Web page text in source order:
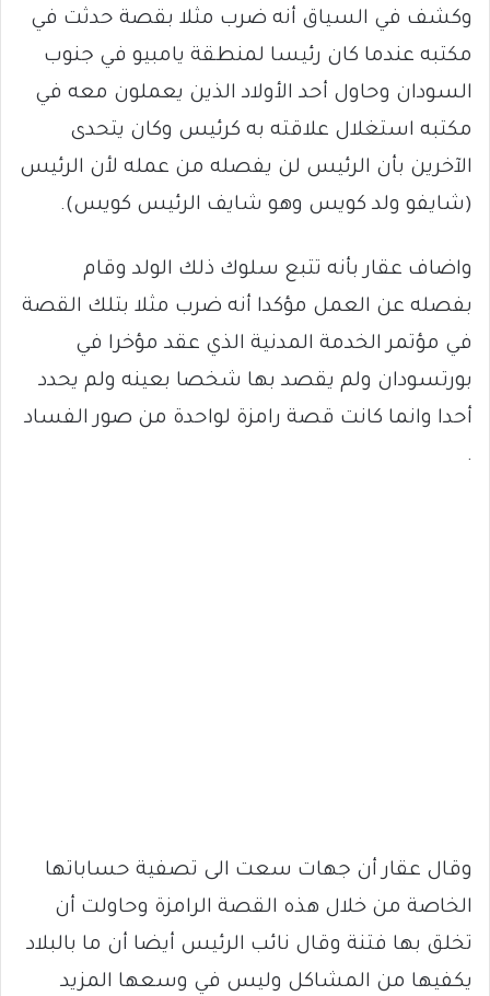
وكشف في السياق أنه ضرب مثلا بقصة حدثت في
مكتبه عندما كان رئيسا لمنطقة يامبيو في جنوب
السودان وحاول أحد الأولاد الذين يعملون معه في
مكتبه استغلال علاقته به كرئيس وكان يتحدى
الآخرين بأن الرئيس لن يفصله من عمله لأن الرئيس
(شايفو ولد كويس وهو شايف الرئيس كويس).
واضاف عقار بأنه تتبع سلوك ذلك الولد وقام
بفصله عن العمل مؤكدا أنه ضرب مثلا بتلك القصة
في مؤتمر الخدمة المدنية الذي عقد مؤخرا في
بورتسودان ولم يقصد بها شخصا بعينه ولم يحدد
أحدا وانما كانت قصة رامزة لواحدة من صور الفساد
.
وقال عقار أن جهات سعت الى تصفية حساباتها
الخاصة من خلال هذه القصة الرامزة وحاولت أن
تخلق بها فتنة وقال نائب الرئيس أيضا أن ما بالبلاد
يكفيها من المشاكل وليس في وسعها المزيد